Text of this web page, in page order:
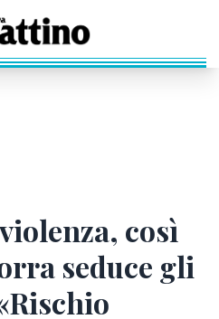
così
seduce gli